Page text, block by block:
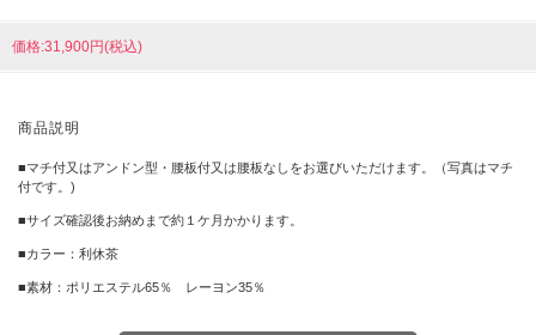
価格:31,900円(税込)
商品説明
■マチ付又はアンドン型・腰板付又は腰板なしをお選びいただけます。（写真はマチ
付です。)
■サイズ確認後お納めまで約１ケ月かかります。
■カラー：利休茶
■素材：ポリエステル65％ レーヨン35％